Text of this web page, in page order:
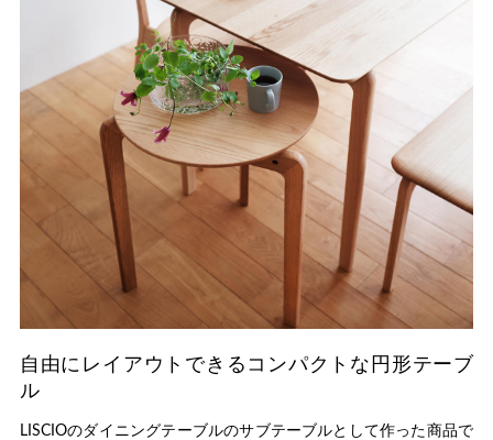
自由にレイアウトできるコンパクトな円形テーブ
ル
LISCIOのダイニングテーブルのサブテーブルとして作った商品で